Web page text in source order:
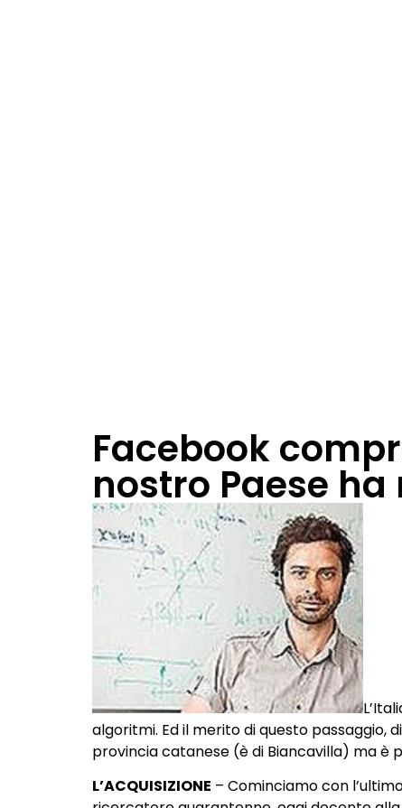
Facebook
nostro Paese
algoritmi. Ed il merito di questo passaggio,
provincia catanese (è di Biancavilla) ma è
L’ACQUISIZIONE – Cominciamo con